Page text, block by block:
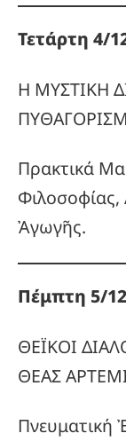
Τετάρτη 4/
Η ΜΥΣΤΙΚΗ
Πρακτικά
Φιλοσοφίας,
Ἀγωγῆς.
Πέμπτη 5/12
ΘΕΪΚΟΙ
ΘΕΑΣ
Πνευματική